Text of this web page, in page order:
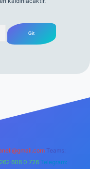
Teams:
606 0 726 Telegram: